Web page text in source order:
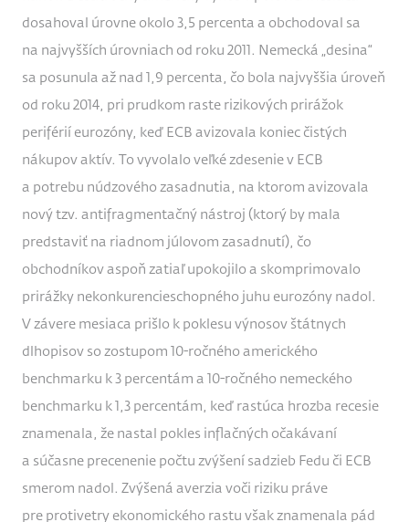
dosahoval úrovne okolo 3,5 percenta a obchodoval sa
na najvyšších úrovniach od roku 2011. Nemecká „desina“
sa posunula až nad 1,9 percenta, čo bola najvyššia úroveň
od roku 2014, pri prudkom raste rizikových prirážok
periférií eurozóny, keď ECB avizovala koniec čistých
nákupov aktív. To vyvolalo veľké zdesenie v ECB
a potrebu núdzového zasadnutia, na ktorom avizovala
nový tzv. antifragmentačný nástroj (ktorý by mala
predstaviť na riadnom júlovom zasadnutí), čo
obchodníkov aspoň zatiaľ upokojilo a skomprimovalo
prirážky nekonkurencieschopného juhu eurozóny nadol.
V závere mesiaca prišlo k poklesu výnosov štátnych
dlhopisov so zostupom 10-ročného amerického
benchmarku k 3 percentám a 10-ročného nemeckého
benchmarku k 1,3 percentám, keď rastúca hrozba recesie
znamenala, že nastal pokles inflačných očakávaní
a súčasne precenenie počtu zvýšení sadzieb Fedu či ECB
smerom nadol. Zvýšená averzia voči riziku práve
pre protivetry ekonomického rastu však znamenala pád